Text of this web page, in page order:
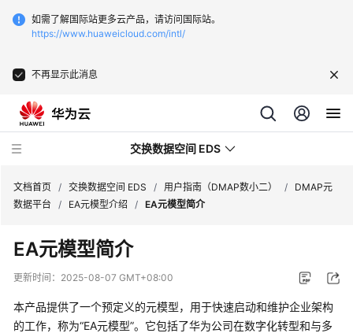
如需了解国际站更多云产品，请访问国际站。
https://www.huaweicloud.com/intl/
不再显示此消息
交换数据空间 EDS
新
动
产
文档首页 / 交换数据空间 EDS / 用户指南（DMAP数小二） /
DMAP元
数据平台
/ EA元模型介绍 / EA元模型简介
EA元模型简介
更新时间： 2025-08-07 GMT+08:00
本产品提供了一个预定义的元模型，用于快速启动和维护企业架构
的工作，称为“EA元模型”。它包括了华为公司在数字化转型和与多